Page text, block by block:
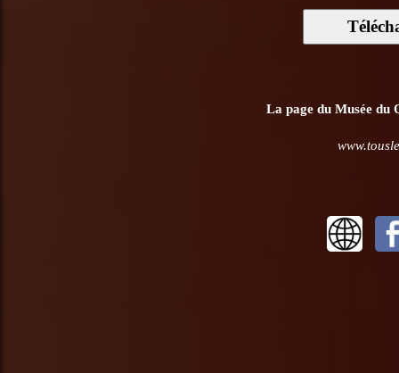
La page du Musée du